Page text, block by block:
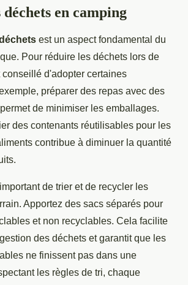
déchets en camping
est un aspect fondamental du
Pour réduire les déchets lors de
d'adopter certaines
préparer des repas avec des
de minimiser les emballages.
des contenants réutilisables pour les
contribue à diminuer la quantité
de trier et de recycler les
Apportez des sacs séparés pour
et non recyclables. Cela facilite
des déchets et garantit que les
ne finissent pas dans une
les règles de tri, chaque